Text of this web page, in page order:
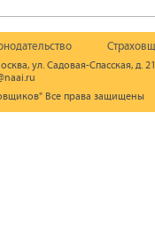
ул. Садовая-Спасская, д.
Все права защищены